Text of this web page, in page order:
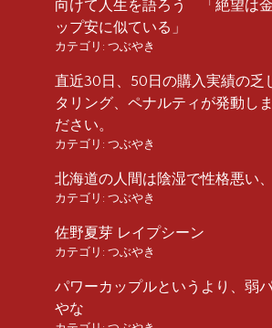
向けて人生を語ろう 「絶望は
ップ安に似ている」
カテゴリ: つぶやき
直近30日、50日の購入実績の乏
タリング、ペナルティが発動し
ださい。
カテゴリ: つぶやき
北海道の人間は陰湿で性格悪い
カテゴリ: つぶやき
佐野夏芽 レイプシーン
カテゴリ: つぶやき
パワーカップルというより、弱
やな